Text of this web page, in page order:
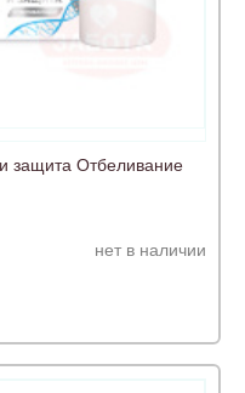
защита Отбеливание
нет в наличии